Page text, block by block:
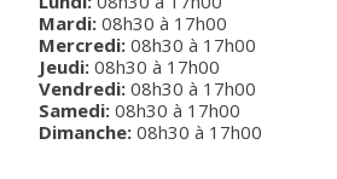
Mardi: 08h30 à 17h00
Mercredi: 08h30 à 17h00
Jeudi: 08h30 à 17h00
Vendredi: 08h30 à 17h00
Samedi: 08h30 à 17h00
Dimanche: 08h30 à 17h00